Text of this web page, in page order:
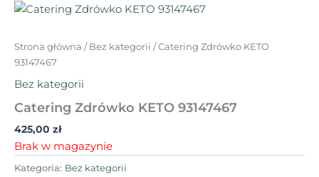
Strona główna /Bez kategorii / Catering Zdrówko KETO
93147467
Bez kategorii
Catering Zdrówko KETO 93147467
425,00 zł
Brak w magazynie
Kategoria: Bez kategorii